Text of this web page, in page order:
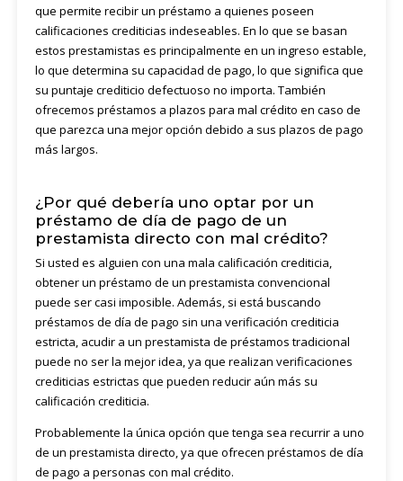
que permite recibir un préstamo a quienes poseen
calificaciones crediticias indeseables. En lo que se basan
estos prestamistas es principalmente en un ingreso estable,
lo que determina su capacidad de pago, lo que significa que
su puntaje crediticio defectuoso no importa. También
ofrecemos préstamos a plazos para mal crédito en caso de
que parezca una mejor opción debido a sus plazos de pago
más largos.
¿Por qué debería uno optar por un
préstamo de día de pago de un
prestamista directo con mal crédito?
Si usted es alguien con una mala calificación crediticia,
obtener un préstamo de un prestamista convencional
puede ser casi imposible. Además, si está buscando
préstamos de día de pago sin una verificación crediticia
estricta, acudir a un prestamista de préstamos tradicional
puede no ser la mejor idea, ya que realizan verificaciones
crediticias estrictas que pueden reducir aún más su
calificación crediticia.
Probablemente la única opción que tenga sea recurrir a uno
de un prestamista directo, ya que ofrecen préstamos de día
de pago a personas con mal crédito.